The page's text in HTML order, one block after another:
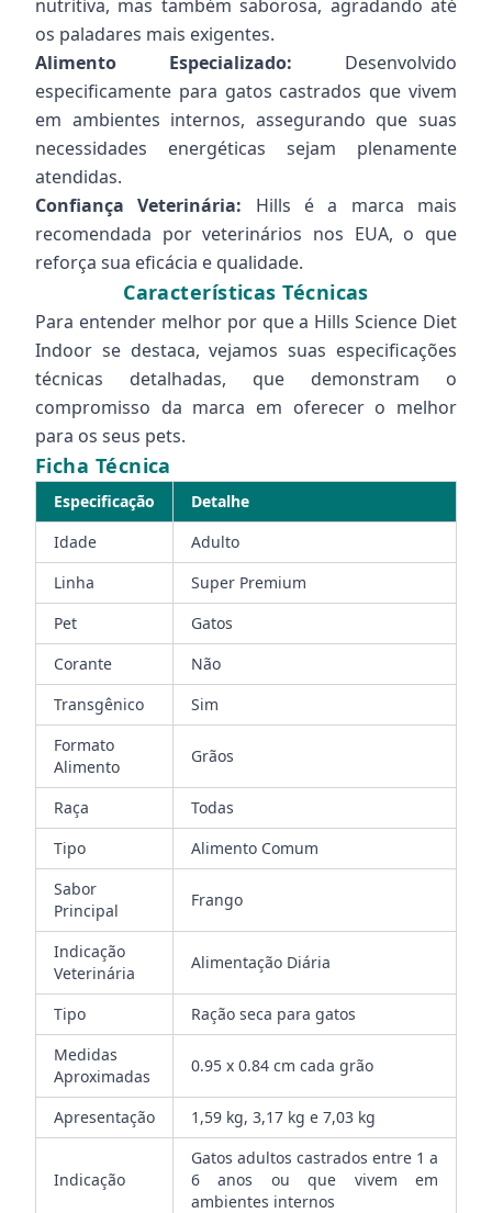
nutritiva, mas também saborosa, agradando até
os paladares mais exigentes.
Alimento Especializado: Desenvolvido
especificamente para gatos castrados que vivem
em ambientes internos, assegurando que suas
necessidades energéticas sejam plenamente
atendidas.
Confiança Veterinária: Hills é a marca mais
recomendada por veterinários nos EUA, o que
reforça sua eficácia e qualidade.
Características Técnicas
Para entender melhor por que a Hills Science Diet
Indoor se destaca, vejamos suas especificações
técnicas detalhadas, que demonstram o
compromisso da marca em oferecer o melhor
para os seus pets.
Ficha Técnica
Especificação
Detalhe
Idade
Adulto
Linha
Super Premium
Pet
Gatos
Corante
Não
Transgênico
Sim
Formato
Alimento
Grãos
Raça
Todas
Tipo
Alimento Comum
Sabor
Principal
Frango
Indicação
Veterinária
Alimentação Diária
Tipo
Ração seca para gatos
Medidas
Aproximadas
0.95 x 0.84 cm cada grão
Apresentação 1,59 kg, 3,17 kg e 7,03 kg
Indicação
Gatos adultos castrados entre 1 a
6 anos ou que vivem em
ambientes internos